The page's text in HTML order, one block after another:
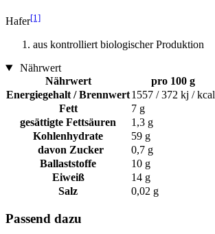
Hafer[1]
aus kontrolliert biologischer Produktion
Nährwert
Nährwert
pro 100 g
Energiegehalt / Brennwert1557 / 372 kj / kcal
Fett
7 g
gesättigte Fettsäuren
1,3 g
Kohlenhydrate
59 g
davon Zucker
0,7 g
Ballaststoffe
10 g
Eiweiß
14 g
Salz
0,02 g
Passend dazu